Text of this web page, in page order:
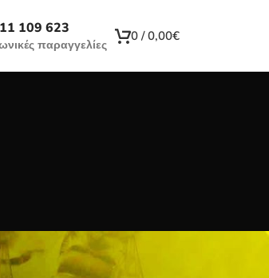
109 623
παραγγελίες
0 / 0,00€